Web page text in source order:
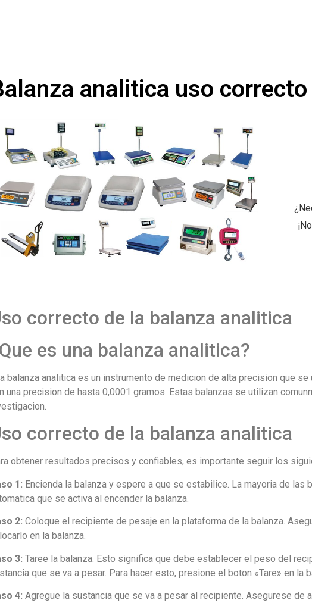
analitica uso correcto
correcto de la balanza analitica
es una balanza analitica?
balanza analitica es un instrumento de medicion de alta precision que
una precision de hasta 0,0001 gramos. Estas balanzas se utilizan
correcto de la balanza analitica
obtener resultados precisos y confiables, es importante seguir los
1: Encienda la balanza y espere a que se estabilice. La mayoria de las
que se activa al encender la balanza.
2:Coloque el recipiente de pesaje en la plataforma de la balanza.
en la balanza.
3:Taree la balanza. Esto significa que debe establecer el peso del
que se va a pesar. Para hacer esto, presione el boton «Tare» en la
4:Agregue la sustancia que se va a pesar al recipiente. Asegurese de